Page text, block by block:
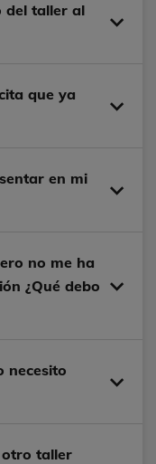
del taller al
que ya
en mi
no me ha
¿Qué debo
necesito
otro taller